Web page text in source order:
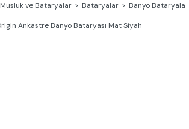
Musluk ve Bataryalar Bataryalar Banyo